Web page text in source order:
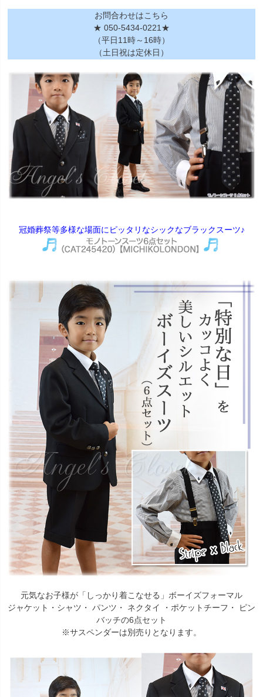
お問合わせはこちら
★ 050-5434-0221★
（平日11時～16時）
（土日祝は定休日）
冠婚葬祭等多様な場面にピッタリなシックなブラックスーツ♪
元気なお子様が「しっかり着こなせる」ボーイズフォーマル
ジャケット・シャツ・ パンツ・ ネクタイ ・ポケットチーフ・ ピン
バッチの6点セット
※サスペンダーは別売りとなります。